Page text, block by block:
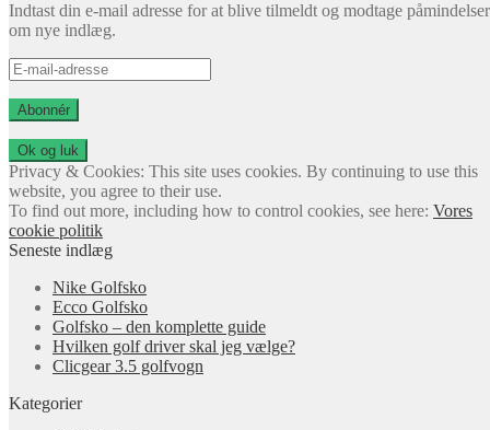
Indtast din e-mail adresse for at blive tilmeldt og modtage påmindelser
om nye indlæg.
E-
mail-
adresse
Abonnér
Privacy & Cookies: This site uses cookies. By continuing to use this
website, you agree to their use.
To find out more, including how to control cookies, see here: Vores
cookie politik
Seneste indlæg
Nike Golfsko
Ecco Golfsko
Golfsko – den komplette guide
Hvilken golf driver skal jeg vælge?
Clicgear 3.5 golfvogn
Kategorier